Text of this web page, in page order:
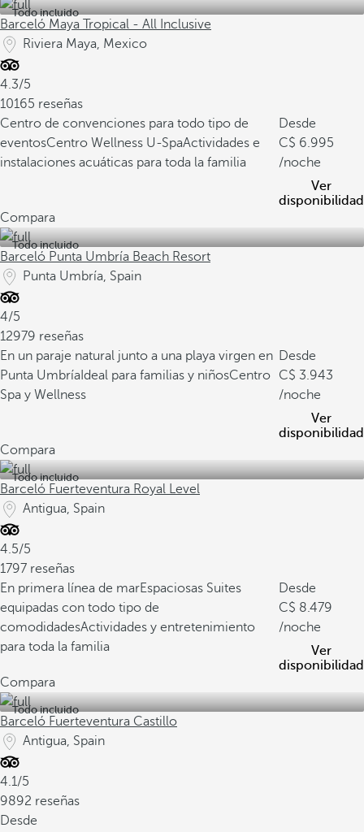
Todo incluido
Barceló Maya Tropical - All Inclusive
Riviera Maya, Mexico
4.3/5
10165 reseñas
Centro de convenciones para todo tipo de
eventosCentro Wellness U-SpaActividades e
instalaciones acuáticas para toda la familia
Desde
6.995
/noche
Ver
disponibilidad
Compara
Todo incluido
Barceló Punta Umbría Beach Resort
Punta Umbría, Spain
4/5
12979 reseñas
En un paraje natural junto a una playa virgen en
Punta Umbría Ideal para familias y niñosCentro
Spa y Wellness
Desde
3.943
/noche
Ver
disponibilidad
Compara
Todo incluido
Barceló Fuerteventura Royal Level
Antigua, Spain
4.5/5
1797 reseñas
En primera línea de marEspaciosas Suites
equipadas con todo tipo de
comodidadesActividades y entretenimiento
para toda la familia
Desde
8.479
/noche
Ver
disponibilidad
Compara
Todo incluido
Barceló Fuerteventura Castillo
Antigua, Spain
4.1/5
9892 reseñas
Desde